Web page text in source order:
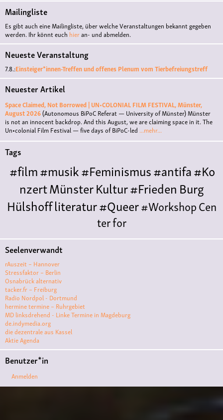
Mailingliste
Es gibt auch eine Mailingliste, über welche Veranstaltungen bekannt gegeben
werden. Ihr könnt euch hieran- und abmelden.
Neueste Veranstaltung
7.8.:Einsteiger*innen-Treffen und offenes Plenum vom Tierbefreiungstreff
Neuester Artikel
Space Claimed, Not Borrowed | UN•COLONIAL FILM FESTIVAL, Münster,
August 2026(Autonomous BiPoC Referat — University of Münster)Münster
is not an innocent backdrop. And this August, we are claiming space in it. The
Un•colonial Film Festival — five days of BiPoC-led ...mehr...
Tags
#film#musik#Feminismus#antifa#Ko
nzertMünsterKultur#FriedenBurg
Hülshoffliteratur#Queer#WorkshopCen
ter for
LiteraturePolyamoriePolytreff#liveKonzert
Polyamorietreff
Monogamie
ismuskunst
VKqueer #Demo#Theater
ve#film #kino #filmwerkstatt
#filmclub#Münster#BLACKBOXpunk#kino
#menschenrechte
#Ausstellun
#diskussion
Seelenverwandt
rAuszeit – Hannover
Stressfaktor – Berlin
Osnabrück alternativ
tacker.fr – Freiburg
Radio Nordpol - Dortmund
hermine termine – Ruhrgebiet
MD linksdrehend - Linke Termine in Magdeburg
de.indymedia.org
die dezentrale aus Kassel
Aktie Agenda
Benutzer*in
Anmelden